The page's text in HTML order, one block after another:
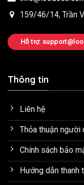
159/46/14, Trần
Hỗ trợ:
Thông tin
Liên hệ
Thỏa thuận người
Chính sách bảo
Hướng dẫn thanh